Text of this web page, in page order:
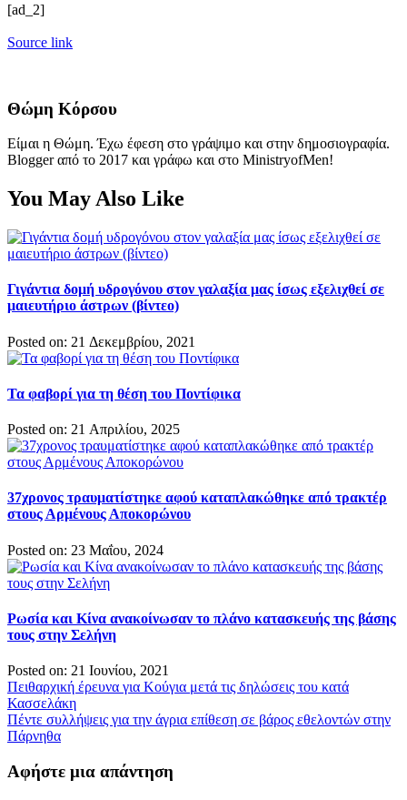
[ad_2]
Source link
Θώμη Κόρσου
Είμαι η Θώμη. Έχω έφεση στο γράψιμο και στην δημοσιογραφία.
Blogger από το 2017 και γράφω και στο MinistryofMen!
You May Also Like
Γιγάντια δομή υδρογόνου στον γαλαξία μας ίσως εξελιχθεί σε
μαιευτήριο άστρων (βίντεο)
Posted on: 21 Δεκεμβρίου, 2021
Τα φαβορί για τη θέση του Ποντίφικα
Posted on: 21 Απριλίου, 2025
37χρονος τραυματίστηκε αφού καταπλακώθηκε από τρακτέρ
στους Αρμένους Αποκορώνου
Posted on: 23 Μαΐου, 2024
Ρωσία και Κίνα ανακοίνωσαν το πλάνο κατασκευής της βάσης
τους στην Σελήνη
Posted on: 21 Ιουνίου, 2021
Πλοήγηση
άρθρων
Πειθαρχική έρευνα για Κούγια μετά τις δηλώσεις του κατά
Κασσελάκη
Πέντε συλλήψεις για την άγρια επίθεση σε βάρος εθελοντών στην
Πάρνηθα
Αφήστε μια απάντηση